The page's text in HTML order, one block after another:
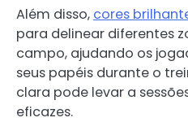
Além disso, cores
para delinear diferentes
campo, ajudando os
seus papéis durante o
clara pode levar a
eficazes.